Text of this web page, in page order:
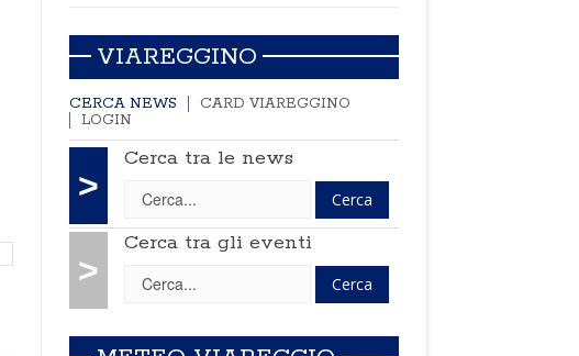
VIAREGGINO
CERCA NEWS
CARD VIAREGGINO
LOGIN
>
Cerca tra le news
>
Cerca tra gli eventi